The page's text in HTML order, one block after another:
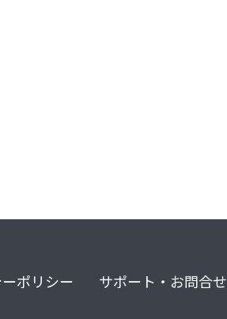
ポリシー サポート・お問合せ